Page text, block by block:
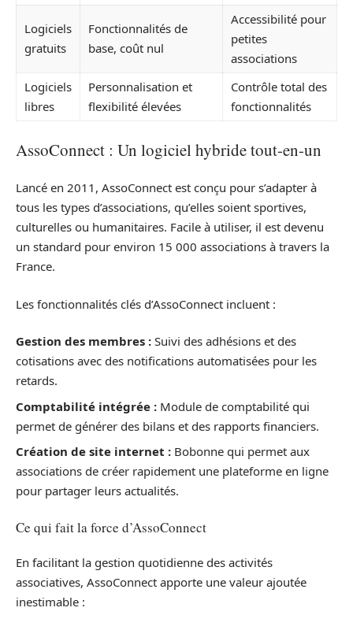
Logiciels
gratuits
Fonctionnalités de
base, coût nul
Accessibilité pour
petites
associations
Logiciels
libres
Personnalisation et
flexibilité élevées
Contrôle total des
fonctionnalités
AssoConnect : Un logiciel hybride tout-en-un
Lancé en 2011, AssoConnect est conçu pour s’adapter à
tous les types d’associations, qu’elles soient sportives,
culturelles ou humanitaires. Facile à utiliser, il est devenu
un standard pour environ 15 000 associations à travers la
France.
Les fonctionnalités clés d’AssoConnect incluent :
Gestion des membres : Suivi des adhésions et des
cotisations avec des notifications automatisées pour les
retards.
Comptabilité intégrée : Module de comptabilité qui
permet de générer des bilans et des rapports financiers.
Création de site internet : Bobonne qui permet aux
associations de créer rapidement une plateforme en ligne
pour partager leurs actualités.
Ce qui fait la force d’AssoConnect
En facilitant la gestion quotidienne des activités
associatives, AssoConnect apporte une valeur ajoutée
inestimable :